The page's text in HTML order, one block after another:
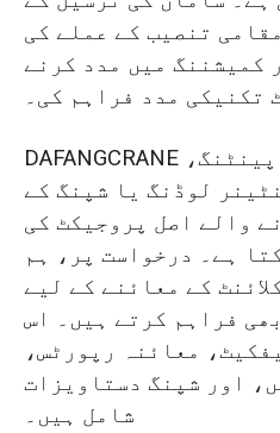
تنصیب کے عملے کی
کمیشننگ میں مدد کرنے
تکنیکی مدد فراہم کی۔
DAFANGCRANE مینوفیکچرنگ، پینٹنگ،
لوڈنگ یا شپنگ کے
والے اصل پروجیکٹ کی
ہے۔ درخواست پر، ہم
کے معائنے کے لیے
فراہم کرتے ہیں۔ اس
معائنہ رپورٹس،
اور شپنگ دستاویزات
شامل ہیں۔